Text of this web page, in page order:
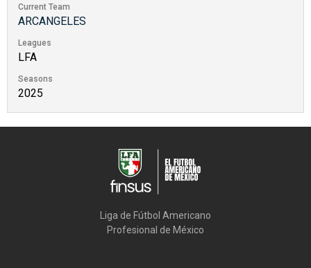
Current Team
ARCANGELES
Leagues
LFA
Seasons
2025
Liga de Fútbol Americano
Profesional de México